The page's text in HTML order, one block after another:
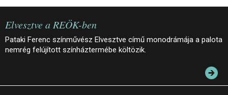
Elvesztve a REÖK-ben
Pataki Ferenc színművész Elvesztve című monodrámája a palota
nemrég felújított színháztermébe költözik.